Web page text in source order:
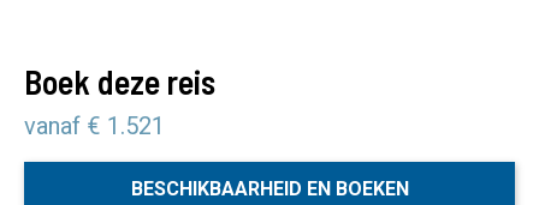
Boek deze reis
vanaf € 1.521
BESCHIKBAARHEID EN BOEKEN